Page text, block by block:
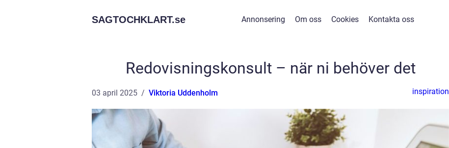
SAGTOCHKLART.se Annonsering Om oss Cookies Kontakta oss
Redovisningskonsult – när ni behöver det
03 april 2025 Viktoria Uddenholm inspiration